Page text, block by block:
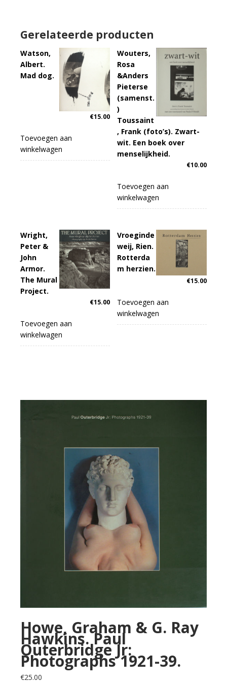
Gerelateerde producten
Watson,
Albert.
Mad dog.
€15.00
Toevoegen aan
winkelwagen
Wouters,
Rosa
&Anders
Pieterse
(samenst.
)
Toussaint
, Frank (foto’s). Zwart-
wit. Een boek over
menselijkheid.
€10.00
Toevoegen aan
winkelwagen
Wright,
Peter &
John
Armor.
The Mural
Project.
€15.00
Toevoegen aan
winkelwagen
Vroeginde
weij, Rien.
Rotterda
m herzien.
€15.00
Toevoegen aan
winkelwagen
Howe, Graham & G. Ray
Hawkins. Paul
Outerbridge Jr:
Photographs 1921-39.
€25.00